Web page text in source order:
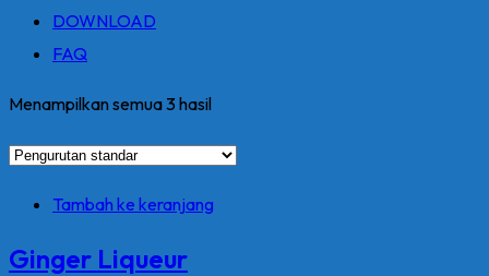
DOWNLOAD
FAQ
Menampilkan semua 3 hasil
Tambah ke keranjang
Ginger Liqueur